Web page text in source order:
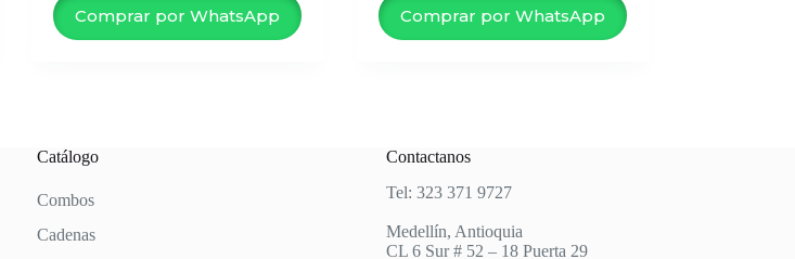
Comprar por WhatsApp Comprar por WhatsApp
Catálogo
Combos
Cadenas
Contactanos
Tel: 323 371 9727
Medellín, Antioquia
CL 6 Sur # 52 – 18 Puerta 29